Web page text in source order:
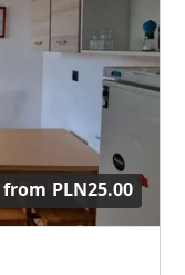
from PLN25.00